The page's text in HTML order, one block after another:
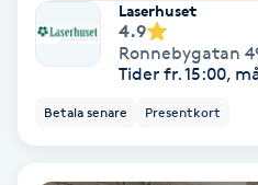
HIFU
Hollywood Peel
Laserhuset
4.9
Ronnebygatan
Tider fr. 15:00,
Betala senare Presentkort